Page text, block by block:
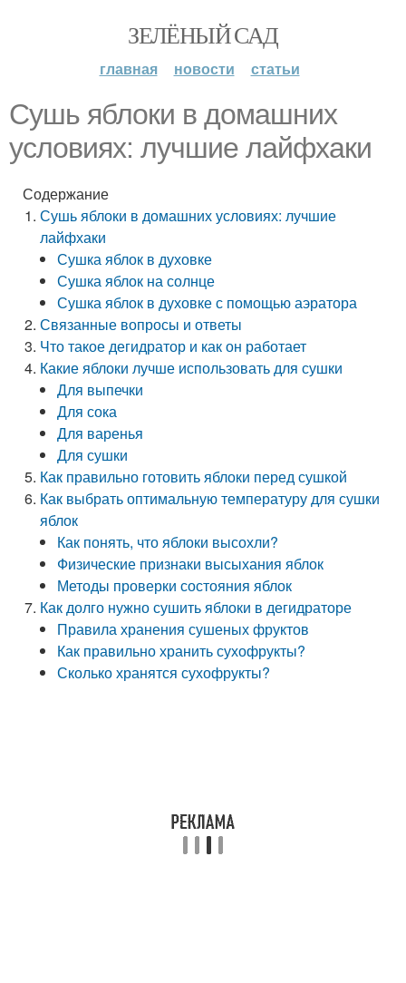
ЗЕЛЁНЫЙ САД
главная новости статьи
Сушь яблоки в домашних
условиях: лучшие лайфхаки
Содержание
Сушь яблоки в домашних условиях: лучшие
лайфхаки
Сушка яблок в духовке
Сушка яблок на солнце
Сушка яблок в духовке с помощью аэратора
Связанные вопросы и ответы
Что такое дегидратор и как он работает
Какие яблоки лучше использовать для сушки
Для выпечки
Для сока
Для варенья
Для сушки
Как правильно готовить яблоки перед сушкой
Как выбрать оптимальную температуру для сушки
яблок
Как понять, что яблоки высохли?
Физические признаки высыхания яблок
Методы проверки состояния яблок
Как долго нужно сушить яблоки в дегидраторе
Правила хранения сушеных фруктов
Как правильно хранить сухофрукты?
Сколько хранятся сухофрукты?